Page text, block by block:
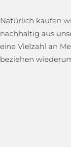
Natürlich kaufen
nachhaltig aus
eine Vielzahl an
beziehen